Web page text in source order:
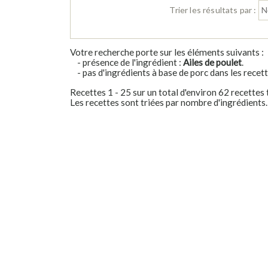
Trier les résultats par :
Votre recherche porte sur les éléments suivants :
- présence de l'ingrédient : Ailes de poulet.
- pas d'ingrédients à base de porc dans les
Recettes 1 - 25 sur un total d'environ 62 recettes
Les recettes sont triées par nombre d'ingrédients.